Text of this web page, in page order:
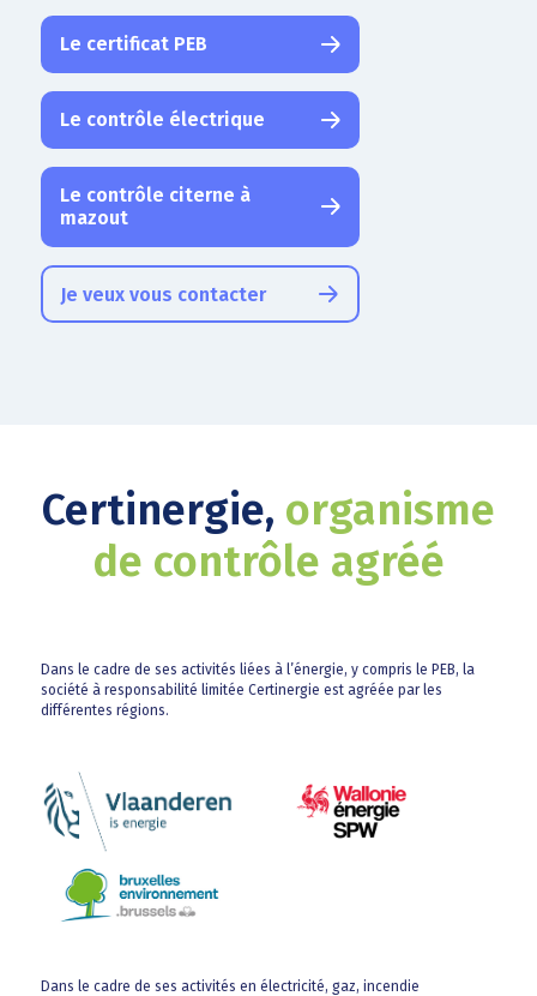
Le certificat PEB
Le contrôle électrique
Le contrôle citerne à
mazout
Je veux vous contacter
Certinergie, organisme
de contrôle agréé
Dans le cadre de ses activités liées à l’énergie, y compris le PEB, la
société à responsabilité limitée Certinergie est agréée par les
différentes régions.
Dans le cadre de ses activités en électricité, gaz, incendie